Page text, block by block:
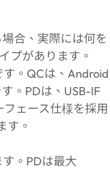
合、実際には何を
プがあります。
す。QCは、Android
。PDは、USB-IF
ェース仕様を採用
す。
。PDは最大